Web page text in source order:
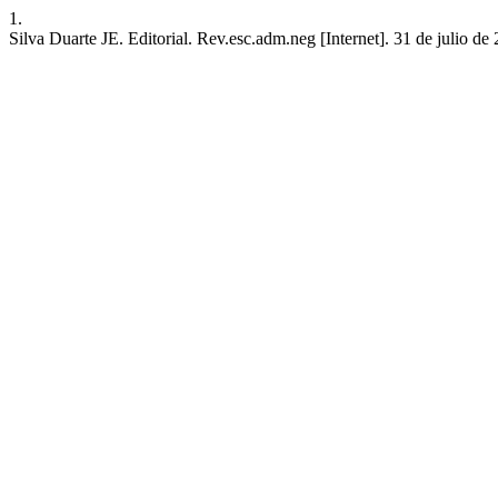
1.
Silva Duarte JE. Editorial. Rev.esc.adm.neg [Internet]. 31 de julio